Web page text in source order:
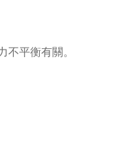
平衡有關。